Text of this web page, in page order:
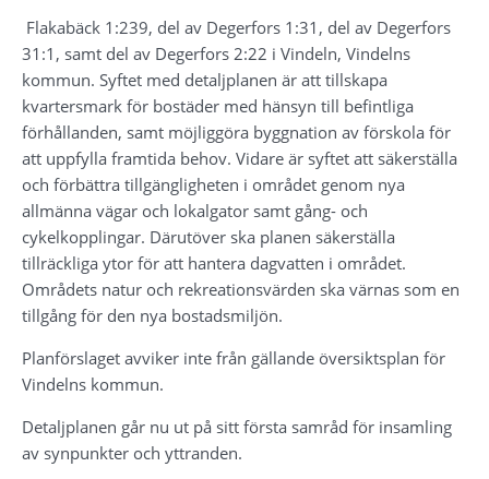
Flakabäck 1:239, del av Degerfors 1:31, del av Degerfors
31:1, samt del av Degerfors 2:22 i Vindeln, Vindelns
kommun. Syftet med detaljplanen är att tillskapa
kvartersmark för bostäder med hänsyn till befintliga
förhållanden, samt möjliggöra byggnation av förskola för
att uppfylla framtida behov. Vidare är syftet att säkerställa
och förbättra tillgängligheten i området genom nya
allmänna vägar och lokalgator samt gång- och
cykelkopplingar. Därutöver ska planen säkerställa
tillräckliga ytor för att hantera dagvatten i området.
Områdets natur och rekreationsvärden ska värnas som en
tillgång för den nya bostadsmiljön.
Planförslaget avviker inte från gällande översiktsplan för
Vindelns kommun.
Detaljplanen går nu ut på sitt första samråd för insamling
av synpunkter och yttranden.